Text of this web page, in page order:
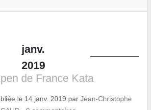
janv.
2019
de France Kata
le 14 janv. 2019 par Jean-Christophe